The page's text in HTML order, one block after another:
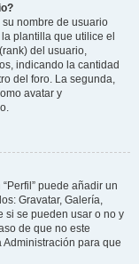
nombre de usuario
plantilla que utilice el
del usuario,
indicando la cantidad
del foro. La segunda,
avatar y
puede añadir un
Gravatar, Galería,
si se pueden usar o no y
de que no este
para que